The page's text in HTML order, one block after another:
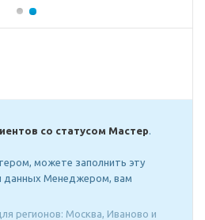
со статусом Мастер.
можете заполнить эту
данных Менеджером, вам
регионов: Москва, Иваново и